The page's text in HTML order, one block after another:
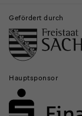
Gefördert durch
Hauptsponsor